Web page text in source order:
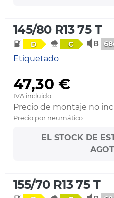
145/80 R13 75 T
D C
Etiquetado
47,30 €
IVA incluido
Precio de montaje no
Precio por neumático
EL STOCK DE
155/70 R13 75 T